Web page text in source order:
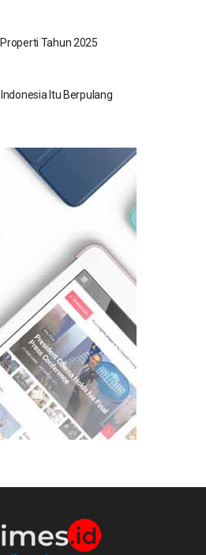
Tahun 2025
Itu Berpulang